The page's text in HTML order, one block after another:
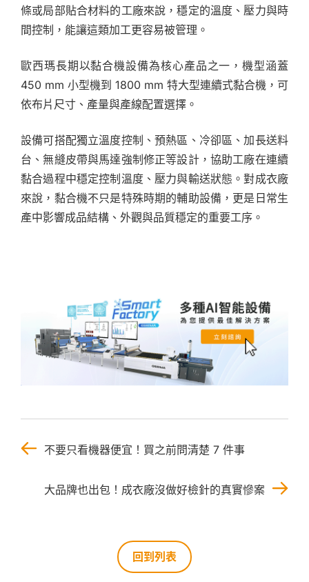
條或局部貼合材料的工廠來說，穩定的溫度、壓力與時
間控制，能讓這類加工更容易被管理。
歐西瑪長期以黏合機設備為核心產品之一，機型涵蓋
450 mm 小型機到 1800 mm 特大型連續式黏合機，可
依布片尺寸、產量與產線配置選擇。
設備可搭配獨立溫度控制、預熱區、冷卻區、加長送料
台、無縫皮帶與馬達強制修正等設計，協助工廠在連續
黏合過程中穩定控制溫度、壓力與輸送狀態。對成衣廠
來說，黏合機不只是特殊時期的輔助設備，更是日常生
產中影響成品結構、外觀與品質穩定的重要工序。
不要只看機器便宜！買之前問清楚 7 件事
大品牌也出包！成衣廠沒做好檢針的真實慘案
回到列表